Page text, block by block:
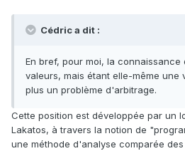
Cédric a dit :
En bref, pour moi, la
valeurs, mais étant elle-même une
plus un problème d'arbitrage.
Cette position est développée par un
Lakatos, à travers la notion de
une méthode d'analyse comparée